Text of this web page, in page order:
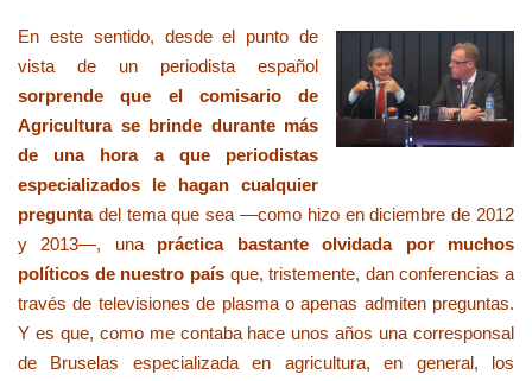
En este sentido, desde el punto de
vista de un periodista español
sorprende que el comisario de
Agricultura se brinde durante más
de una hora a que periodistas
especializados le hagan cualquier
preguntadel tema que sea —como hizo en diciembre de 2012
y 2013—, una práctica bastante olvidada por muchos
políticos de nuestro paísque, tristemente, dan conferencias a
través de televisiones de plasma o apenas admiten preguntas.
Y es que, como me contaba hace unos años una corresponsal
de Bruselas especializada en agricultura, en general, los